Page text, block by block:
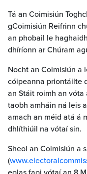
Tá an Coimisiún
gCoimisiún Reifrinn
an phobail le
dhíríonn ar Chúram
Nocht an Coimisiún a
cóipeanna priontáilte
an Stáit roimh an
taobh amháin ná leis
amach an méid atá á
dhlíthiúil na vótaí sin.
Sheol an Coimisiún a
(
eolas faoi vótaí an 8